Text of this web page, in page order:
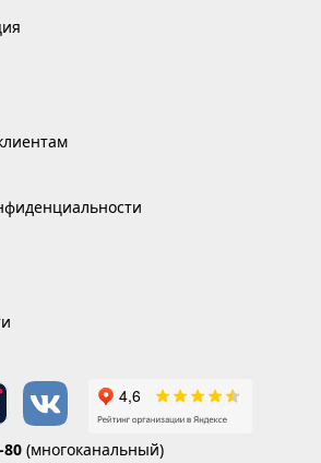
80 (многоканальный)